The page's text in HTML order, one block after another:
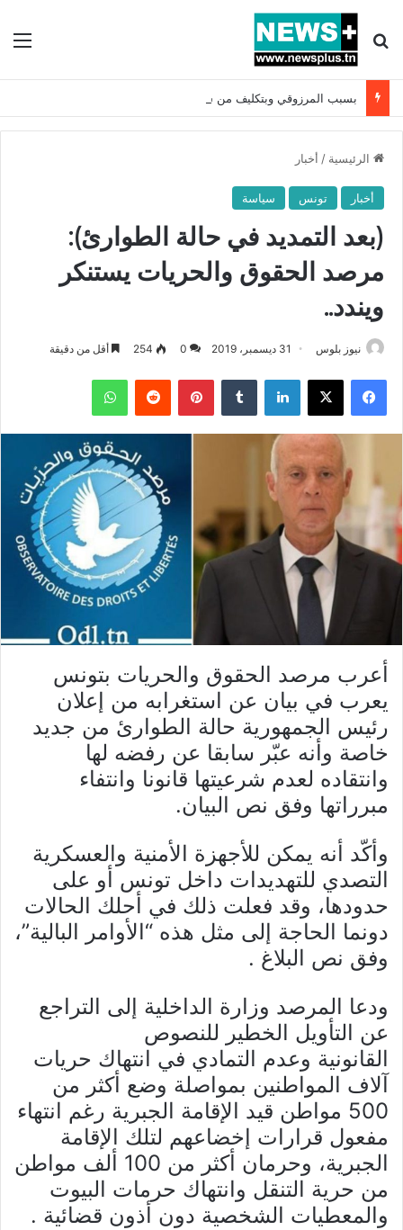
بحث عن
الرئيسية / أخبار
أخبار تونس سياسة
(بعد التمديد في حالة الطوارئ):
مرصد الحقوق والحريات يستنكر
ويندد..
نيوز بلوس 31 ديسمبر، 2019 0
254 أقل من دقيقة
فيسبوك X لينكدإن بينتيريست واتساب
أعرب مرصد الحقوق والحريات بتونس
يعرب في بيان عن استغرابه من إعلان
رئيس الجمهورية حالة الطوارئ من جديد
خاصة وأنه عبّر سابقا عن رفضه لها
وانتقاده لعدم شرعيتها قانونا وانتفاء
مبرراتها وفق نص البيان.
وأكّد أنه يمكن للأجهزة الأمنية والعسكرية
التصدي للتهديدات داخل تونس أو على
حدودها، وقد فعلت ذلك في أحلك الحالات
دونما الحاجة إلى مثل هذه “الأوامر البالية”،
وفق نص البلاغ .
ودعا المرصد وزارة الداخلية إلى التراجع
عن التأويل الخطير للنصوص
القانونية وعدم التمادي في انتهاك حريات
آلاف المواطنين بمواصلة وضع أكثر من
500 مواطن قيد الإقامة الجبرية رغم انتهاء
مفعول قرارات إخضاعهم لتلك الإقامة
الجبرية، وحرمان أكثر من 100 ألف مواطن
من حرية التنقل وانتهاك حرمات البيوت
والمعطيات الشخصية دون أذون قضائية .